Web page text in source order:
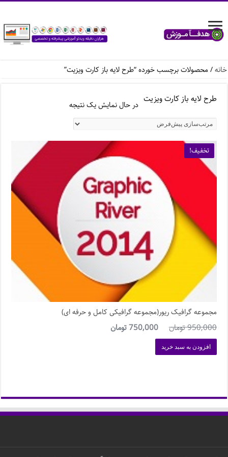
خانه/ محصولات برچسب خورده “طرح لایه باز کارت ویزیت”
طرح لایه باز کارت ویزیت در حال نمایش یک نتیجه
تخفیف!
مجموعه گرافیک ریور(مجموعه گرافیکی کامل و حرفه ای)
950,000تومان 750,000تومان
افزودن به سبد خرید